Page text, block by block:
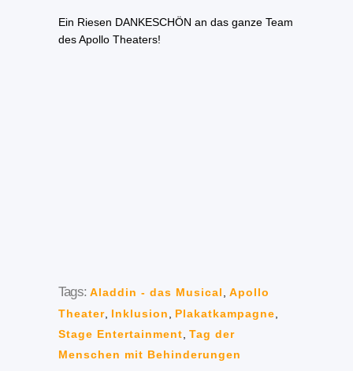
Ein Riesen DANKESCHÖN an das ganze Team
des Apollo Theaters!
Tags: Aladdin - das Musical
Apollo
Theater Inklusion Plakatkampagne
Stage Entertainment Tag der
Menschen mit Behinderungen